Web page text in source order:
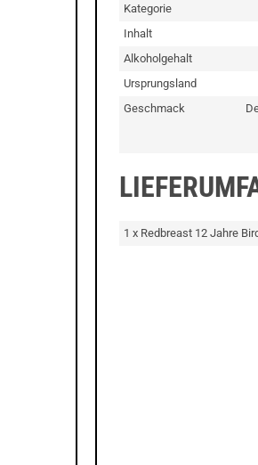
Kategorie
Inhalt
Alkoholgehalt
Ursprungsland
Geschmack
1 x Redbreast 12 Jahre